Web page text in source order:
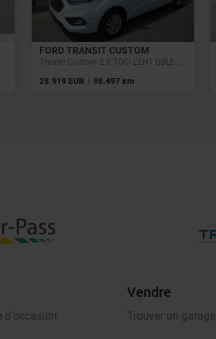
FORD TRANSIT CUSTOM
Transit Custom 2.0 TDCi L2H1 DBLE CAB 23900€+TVA/BTW
28.919 EUR | 98.497 km
d'occasion
Vendre
Trouver un garage